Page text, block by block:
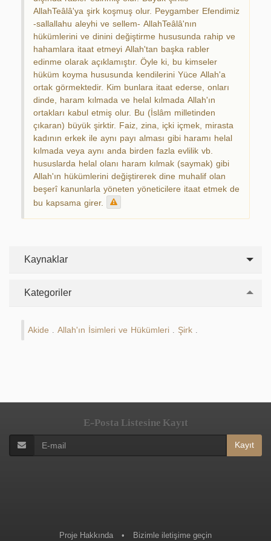
AllahTeâlâ'ya şirk koşmuş olur. Peygamber Efendimiz
-sallallahu aleyhi ve sellem- AllahTeâlâ'nın
hükümlerini ve dinini değiştirme hususunda rahip ve
hahamlara itaat etmeyi Allah'tan başka rabler
edinme olarak açıklamıştır. Öyle ki, bu kimseler
hüküm koyma hususunda kendilerini Yüce Allah'a
ortak görmektedir. Kim bunlara itaat ederse, onları
dinde, haram kılmada ve helal kılmada Allah'ın
ortakları kabul etmiş olur. Bu (İslâm milletinden
çıkaran) büyük şirktir. Faiz, zina, içki içmek, mirasta
kadının erkek ile aynı payı alması gibi haramı helal
kılmada veya aynı anda birden fazla evlilik vb.
hususlarda helal olanı haram kılmak (saymak) gibi
Allah'ın hükümlerini değiştirerek dine muhalif olan
beşerî kanunlarla yöneten yöneticilere itaat etmek de
bu kapsama girer.
Kaynaklar
Kategoriler
Akide Allah'ın İsimleri ve Hükümleri Şirk
E-Posta Listesine Kayıt
Kayıt
Proje Hakkında • Bizimle iletişime geçin